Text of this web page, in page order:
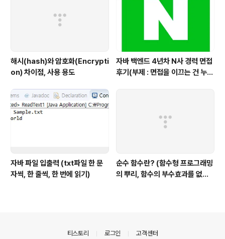
해시(hash)와 암호화(Encrypti
on) 차이점, 사용 용도
자바 백엔드 4년차 N사 경력 면접
후기(부제 : 면접을 이끄는 건 누구
자바 파일 입출력 (txt파일 한 문
자씩, 한 줄씩, 한 번에 읽기)
순수 함수란? (함수형 프로그래밍
의 뿌리, 함수의 부수효과를 없앤
티스토리 로그인 고객센터